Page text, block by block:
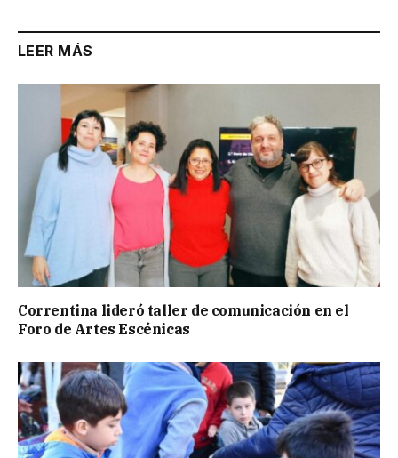
LEER MÁS
Correntina lideró taller de comunicación en el
Foro de Artes Escénicas